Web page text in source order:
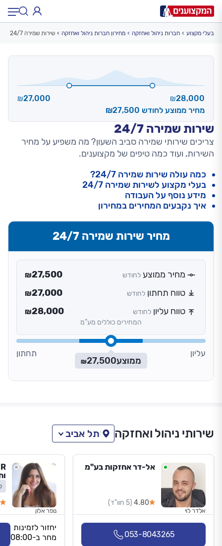
שירות שמירה 24/7
צריכים שירותי שמירה סביב השעון? מה משפיע על מחיר
השירות, ועוד כמה טיפים של מקצוענים.
₪28,000
₪27,000
מחיר ממוצע לחודש ₪27,500
בעלי מקצוע חברות ניהול ואחזקה מחירון חברות ניהול ואחזקה שירות שמירה 24/7
כמה עולה שירות שמירה 24/7?
בעלי מקצוע לשירות שמירה 24/7
מידע נוסף על העבודה
איך נקבעים המחירים במחירון
מחיר שירות שמירה 24/7
מחיר ממוצע לחודש ₪27,500
טווח תחתון לחודש ₪27,000
טווח עליון לחודש ₪28,000
המחירים כוללים מע”מ
עליון
ממוצע ₪27,500
תחתון
שירותי ניהול ואחזקה תל אביב
אל-דר אחזקות בע"מ
4.80 (5 חוו"ד)
אלדר לוי
053-8043265
נופר אלון
יחזור לזמינות
מחר ב-08:00